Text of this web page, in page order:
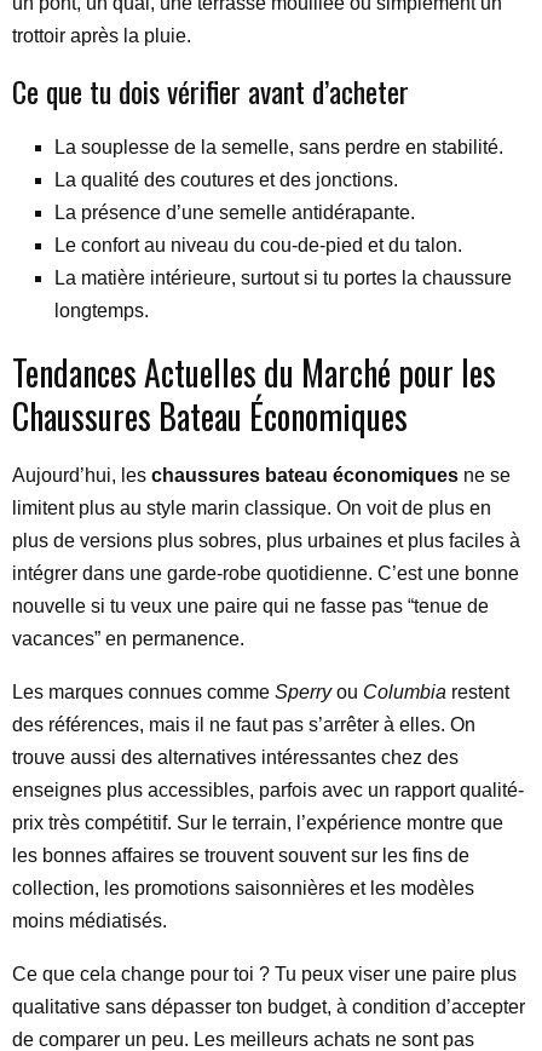
trottoir après la pluie.
Ce que tu dois vérifier avant d’acheter
La souplesse de la semelle, sans perdre en stabilité.
La qualité des coutures et des jonctions.
La présence d’une semelle antidérapante.
Le confort au niveau du cou-de-pied et du talon.
La matière intérieure, surtout si tu portes la chaussure
longtemps.
Tendances Actuelles du Marché pour les
Chaussures Bateau Économiques
Aujourd’hui, les chaussures bateau économiques ne se
limitent plus au style marin classique. On voit de plus en
plus de versions plus sobres, plus urbaines et plus faciles à
intégrer dans une garde-robe quotidienne. C’est une bonne
nouvelle si tu veux une paire qui ne fasse pas “tenue de
vacances” en permanence.
Les marques connues comme Sperryou Columbia restent
des références, mais il ne faut pas s’arrêter à elles. On
trouve aussi des alternatives intéressantes chez des
enseignes plus accessibles, parfois avec un rapport qualité-
prix très compétitif. Sur le terrain, l’expérience montre que
les bonnes affaires se trouvent souvent sur les fins de
collection, les promotions saisonnières et les modèles
moins médiatisés.
Ce que cela change pour toi ? Tu peux viser une paire plus
qualitative sans dépasser ton budget, à condition d’accepter
de comparer un peu. Les meilleurs achats ne sont pas